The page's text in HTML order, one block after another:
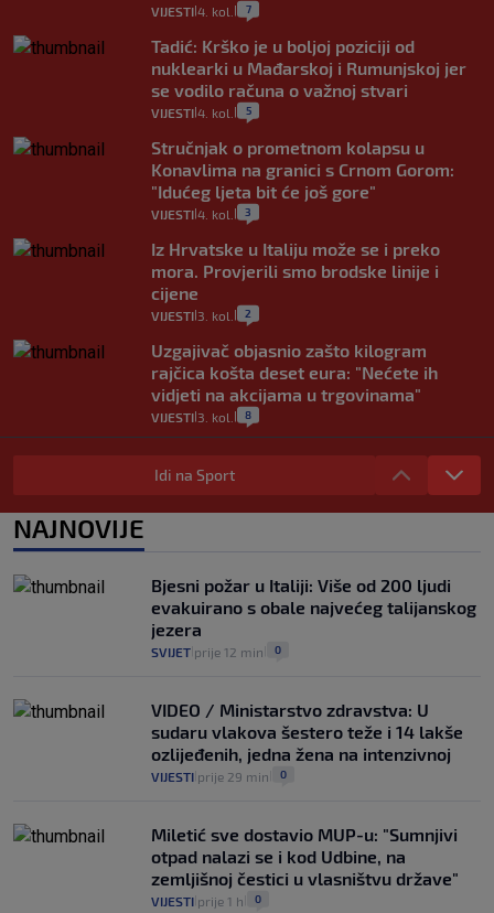
VIJESTI 4. kol. 7
Tadić: Krško je u boljoj poziciji od
nuklearki u Mađarskoj i Rumunjskoj jer
se vodilo računa o važnoj stvari
VIJESTI 4. kol. 5
Stručnjak o prometnom kolapsu u
Konavlima na granici s Crnom Gorom:
"Idućeg ljeta bit će još gore"
VIJESTI 4. kol. 3
Iz Hrvatske u Italiju može se i preko
mora. Provjerili smo brodske linije i
cijene
VIJESTI 3. kol. 2
Uzgajivač objasnio zašto kilogram
rajčica košta deset eura: "Nećete ih
vidjeti na akcijama u trgovinama"
VIJESTI 3. kol. 8
Selidba je jedno od stresnijih iskustava.
Evo aktualnih cijena i nekoliko savjeta
VIJESTI 2. kol. 0
automobilom na Hvar iz Zagreba, a
koliko iz Osijeka
VIJESTI 2. kol. 14
Idi na Sport
NAJNOVIJE
Bjesni požar u Italiji: Više od 200 ljudi
evakuirano s obale najvećeg talijanskog
jezera
SVIJET prije 12 min 0
VIDEO / Ministarstvo zdravstva: U
sudaru vlakova šestero teže i 14 lakše
ozlijeđenih, jedna žena na intenzivnoj
VIJESTI prije 29 min 0
Miletić sve dostavio MUP-u: "Sumnjivi
otpad nalazi se i kod Udbine, na
zemljišnoj čestici u vlasništvu države"
VIJESTI prije 1 h 0